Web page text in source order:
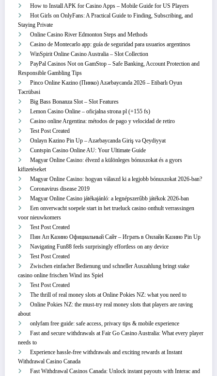
How to Install APK for Casino Apps – Mobile Guide for US Players
Hot Girls on OnlyFans: A Practical Guide to Finding, Subscribing, and
Staying Private
Online Casino River Edmonton Steps and Methods
Casino de Montecarlo app: guía de seguridad para usuarios argentinos
WinSpirit Online Casino Australia – Slot Collection
PayPal Casinos Not on GamStop – Safe Banking, Account Protection and
Responsible Gambling Tips
Pinco Online Kazino (Пинко) Azərbaycanda 2026 – Etibarlı Oyun
Təcrübəsi
Big Bass Bonanza Slot – Slot Features
Lemon Casino Online – oficjalna strona pl (+155 fs)
Casino online Argentina: métodos de pago y velocidad de retiro
Test Post Created
Onlayn Kazino Pin Up – Azərbaycanda Giriş və Qeydiyyat
Cuntspin Casino Online AU: Your Ultimate Guide
Magyar Online Casino: élvezd a különleges bónuszokat és a gyors
kifizetéseket
Magyar Online Casino: hogyan válaszd ki a legjobb bónuszokat 2026-ban?
Coronavirus disease 2019
Magyar Online Casino játékajánló: a legnépszerűbb játékok 2026-ban
Een onverwacht soepele start in het trueluck casino onthult verrassingen
voor nieuwkomers
Test Post Created
Пин Ап Казино Официальный Сайт – Играть в Онлайн Казино Pin Up
Navigating Fun88 feels surprisingly effortless on any device
Test Post Created
Zwischen einfacher Bedienung und schneller Auszahlung bringt stake
casino online frischen Wind ins Spiel
Test Post Created
The thrill of real money slots at Online Pokies NZ: what you need to
Online Pokies NZ: the must-try real money slots that players are raving
about
onlyfam free guide: safe access, privacy tips & mobile experience
Fast and secure withdrawals at Fair Go Casino Australia: What every player
needs to
Experience hassle-free withdrawals and exciting rewards at Instant
Withdrawal Casino Canada
Fast Withdrawal Casinos Canada: Unlock instant payouts with Interac and